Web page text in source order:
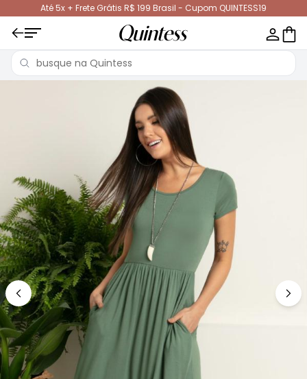
Até 5x + Frete Grátis R$ 199 Brasil - Cupom QUINTESS19